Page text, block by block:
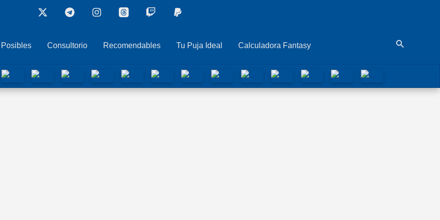
Consultorio Recomendables Tu Puja Ideal Calculadora Fantasy Buscar